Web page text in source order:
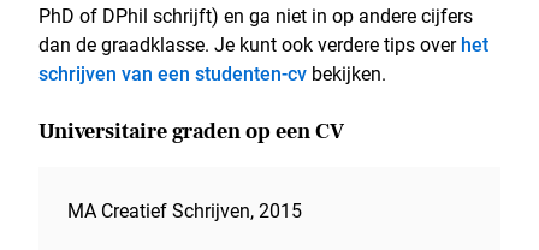
PhD of DPhil schrijft) en ga niet in op andere cijfers
dan de graadklasse. Je kunt ook verdere tips overhet
schrijven van een studenten-cv bekijken.
Universitaire graden op een CV
MA Creatief Schrijven, 2015